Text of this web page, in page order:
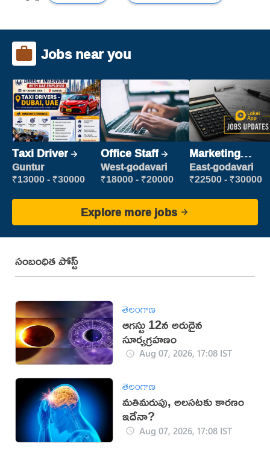
Jobs near you
Taxi Driver
Guntur
₹13000 - ₹30000
Office Staff
West-godavari
₹18000 - ₹20000
Marketing
Executive
East-godavari
₹22500 - ₹30000
Explore more jobs
సంబంధిత పోస్ట్
తెలంగాణ
ఆగస్టు 12న అరుదైన
సూర్యగ్రహణం
Aug 07, 2026, 17:08 IST
తెలంగాణ
మతిమరుపు, అలసటకు కారణం
ఇదేనా?
Aug 07, 2026, 17:08 IST